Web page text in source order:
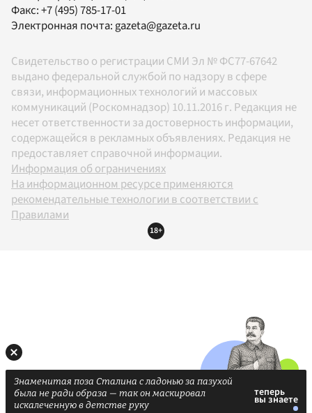
Факс:+7 (495) 785-17-01
Электронная почта:gazeta@gazeta.ru
Свидетельство о регистрации СМИ Эл № ФС77-67642
выдано федеральной службой по надзору в сфере
связи, информационных технологий и массовых
коммуникаций (Роскомнадзор) 10.11.2016 г. Редакция не
несет ответственности за достоверность информации,
содержащейся в рекламных объявлениях. Редакция не
предоставляет справочной информации.
Информация об ограничениях
На информационном ресурсе применяются
рекомендательные технологии в соответствии с
Правилами
18+
Знаменитая поза Сталина с ладонью за пазухой
была не ради образа — так он маскировал
искалеченную в детстве руку